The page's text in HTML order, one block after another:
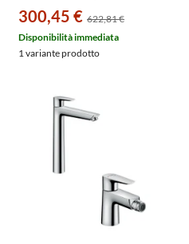
e doccia, finitura cromo
SETCE005
300,45 € 622,81 €
Disponibilità immediata
1 variante prodotto